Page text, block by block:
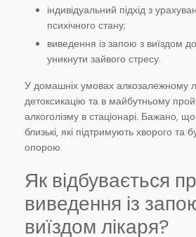
індивідуальний підхід з
психічного стану;
виведення із запою з виїздом
уникнути зайвого стресу.
У домашніх умовах алкозалежному
детоксикацію та в майбутньому
алкоголізму в стаціонарі. Бажано,
близькі, які підтримують хворого та
опорою.
Як відбувається
виведення із
виїздом лікаря?